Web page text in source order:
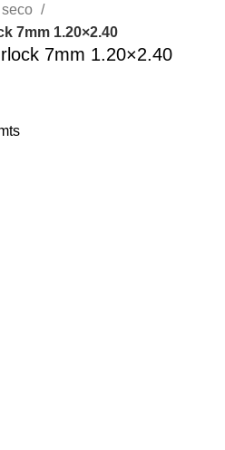
7mm 1.20×2.40
7mm 1.20×2.40